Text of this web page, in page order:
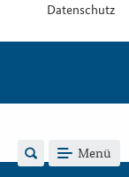
Datenschutz
Menü